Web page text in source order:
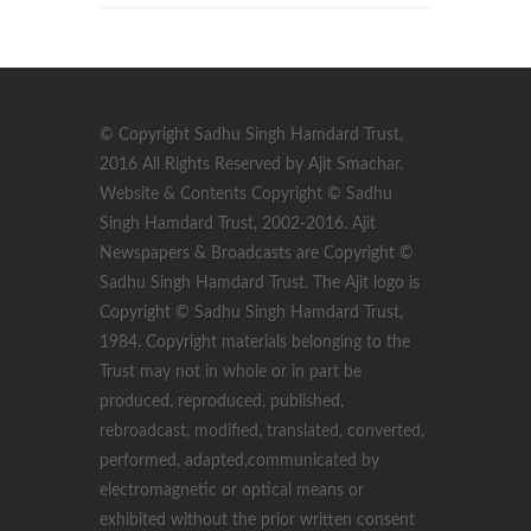
© Copyright Sadhu Singh Hamdard Trust,
2016 All Rights Reserved by Ajit Smachar.
Website & Contents Copyright © Sadhu
Singh Hamdard Trust, 2002-2016. Ajit
Newspapers & Broadcasts are Copyright ©
Sadhu Singh Hamdard Trust. The Ajit logo is
Copyright © Sadhu Singh Hamdard Trust,
1984. Copyright materials belonging to the
Trust may not in whole or in part be
produced, reproduced, published,
rebroadcast, modified, translated, converted,
performed, adapted,communicated by
electromagnetic or optical means or
exhibited without the prior written consent